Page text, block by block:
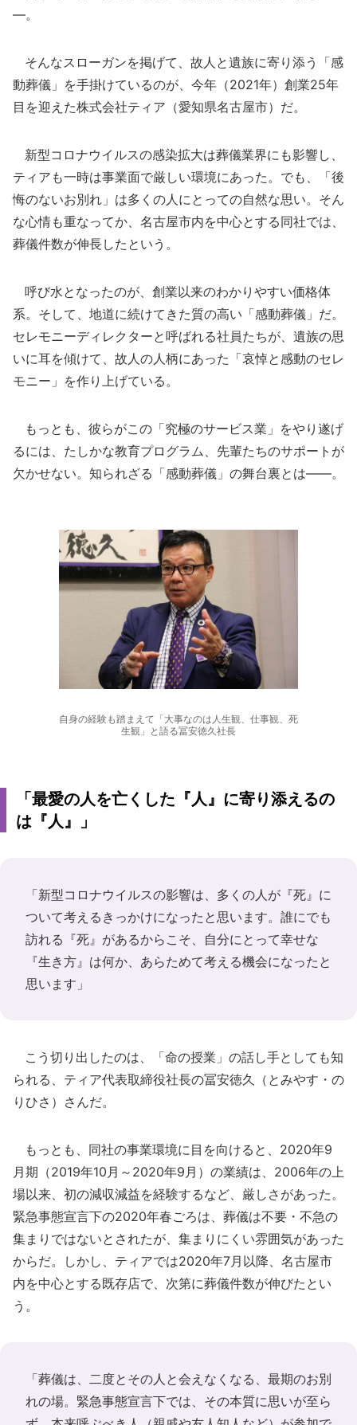
―。
そんなスローガンを掲げて、故人と遺族に寄り添う「感
動葬儀」を手掛けているのが、今年（2021年）創業25年
目を迎えた株式会社ティア（愛知県名古屋市）だ。
新型コロナウイルスの感染拡大は葬儀業界にも影響し、
ティアも一時は事業面で厳しい環境にあった。でも、「後
悔のないお別れ」は多くの人にとっての自然な思い。そん
な心情も重なってか、名古屋市内を中心とする同社では、
葬儀件数が伸長したという。
呼び水となったのが、創業以来のわかりやすい価格体
系。そして、地道に続けてきた質の高い「感動葬儀」だ。
セレモニーディレクターと呼ばれる社員たちが、遺族の思
いに耳を傾けて、故人の人柄にあった「哀悼と感動のセレ
モニー」を作り上げている。
もっとも、彼らがこの「究極のサービス業」をやり遂げ
るには、たしかな教育プログラム、先輩たちのサポートが
欠かせない。知られざる「感動葬儀」の舞台裏とは――。
自身の経験も踏まえて「大事なのは人生観、仕事観、死
生観」と語る冨安徳久社長
「最愛の人を亡くした『人』に寄り添えるの
は『人』」
「新型コロナウイルスの影響は、多くの人が『死』に
ついて考えるきっかけになったと思います。誰にでも
訪れる『死』があるからこそ、自分にとって幸せな
『生き方』は何か、あらためて考える機会になったと
思います」
こう切り出したのは、「命の授業」の話し手としても知
られる、ティア代表取締役社長の冨安徳久（とみやす・の
りひさ）さんだ。
もっとも、同社の事業環境に目を向けると、2020年9
月期（2019年10月～2020年9月）の業績は、2006年の上
場以来、初の減収減益を経験するなど、厳しさがあった。
緊急事態宣言下の2020年春ごろは、葬儀は不要・不急の
集まりではないとされたが、集まりにくい雰囲気があった
からだ。しかし、ティアでは2020年7月以降、名古屋市
内を中心とする既存店で、次第に葬儀件数が伸びたとい
う。
「葬儀は、二度とその人と会えなくなる、最期のお別
れの場。緊急事態宣言下では、その本質に思いが至ら